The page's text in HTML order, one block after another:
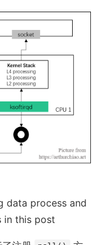
data process and
in this post